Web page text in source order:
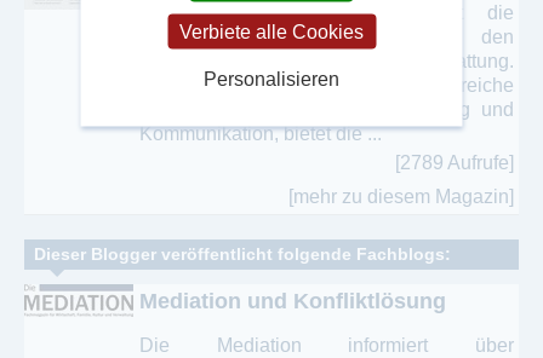
erscheint seit 2012 und stellt die
außergerichtliche Konfliktlösung in den
Mittelpunkt der Berichterstattung.
Ausgerichtet auf die Bereiche
Konfliktlösung, Entscheidungsfindung und
Kommunikation, bietet die ...
[2789 Aufrufe]
[mehr zu diesem Magazin]
Dieser Blogger veröffentlicht folgende Fachblogs:
Mediation und Konfliktlösung
Die Mediation informiert über
Verbiete alle Cookies
Personalisieren